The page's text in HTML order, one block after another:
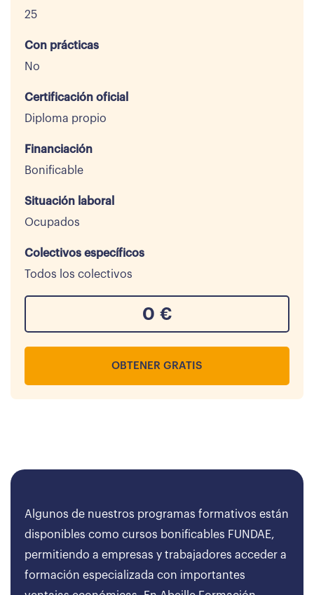
25
Con prácticas
No
Certificación oficial
Diploma propio
Financiación
Bonificable
Situación laboral
Ocupados
Colectivos específicos
Todos los colectivos
0 €
OBTENER GRATIS
Algunos de nuestros programas formativos están
disponibles como cursos bonificables FUNDAE,
permitiendo a empresas y trabajadores acceder a
formación especializada con importantes